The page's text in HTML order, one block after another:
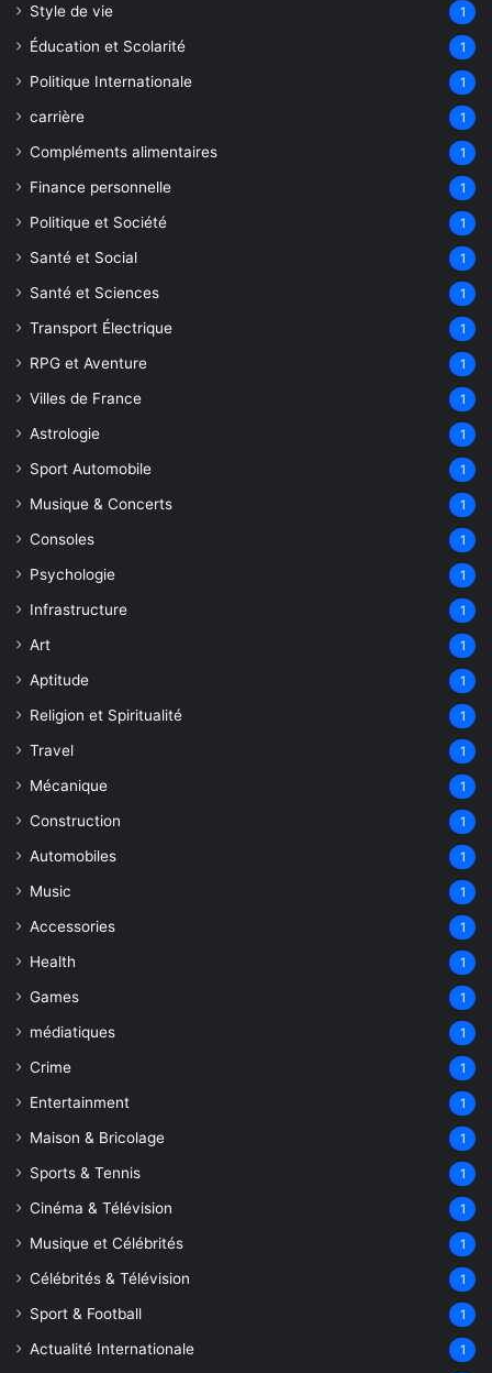
Style de vie 1
Éducation et Scolarité 1
Politique Internationale 1
carrière 1
Compléments alimentaires 1
Finance personnelle 1
Politique et Société 1
Santé et Social 1
Santé et Sciences 1
Transport Électrique 1
RPG et Aventure 1
Villes de France 1
Astrologie 1
Sport Automobile 1
Musique & Concerts 1
Consoles 1
Psychologie 1
Infrastructure 1
Art 1
Aptitude 1
Religion et Spiritualité 1
Travel 1
Mécanique 1
Construction 1
Automobiles 1
Music 1
Accessories 1
Health 1
Games 1
médiatiques 1
Crime 1
Entertainment 1
Maison & Bricolage 1
Sports & Tennis 1
Cinéma & Télévision 1
Musique et Célébrités 1
Célébrités & Télévision 1
Sport & Football 1
Actualité Internationale 1